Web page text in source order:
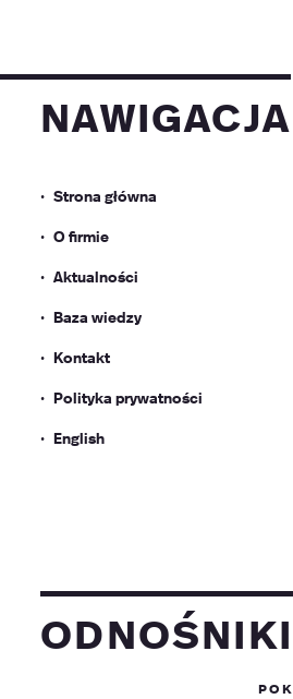
nawigacja
Strona główna
O firmie
Aktualności
Baza wiedzy
Kontakt
Polityka prywatności
English
odnośniki